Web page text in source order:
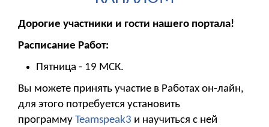
Дорогие участники и гости нашего портала!
Расписание Работ:
Пятница - 19 МСК.
Вы можете принять участие в Работах он-лайн,
для этого потребуется установить
программу Teamspeak3 и научиться с ней